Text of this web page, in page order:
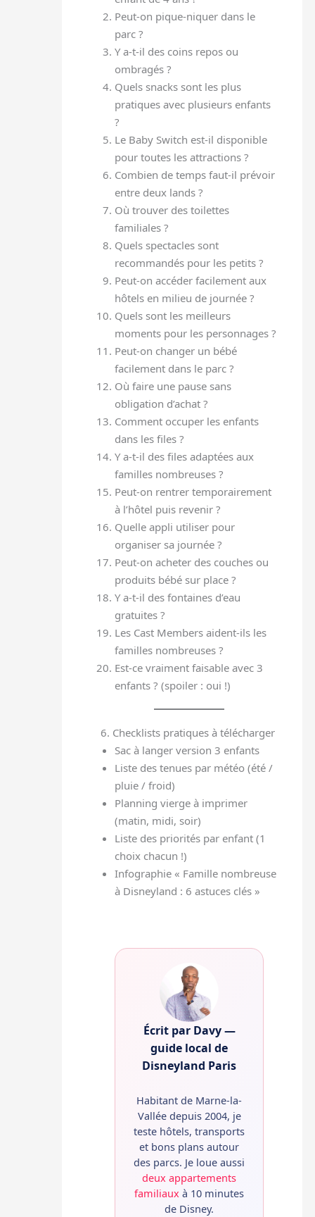
Peut-on pique-niquer dans le
parc ?
Y a-t-il des coins repos ou
ombragés ?
Quels snacks sont les plus
pratiques avec plusieurs enfants
?
Le Baby Switch est-il disponible
pour toutes les attractions ?
Combien de temps faut-il prévoir
entre deux lands ?
Où trouver des toilettes
familiales ?
Quels spectacles sont
recommandés pour les petits ?
Peut-on accéder facilement aux
hôtels en milieu de journée ?
Quels sont les meilleurs
moments pour les personnages ?
Peut-on changer un bébé
facilement dans le parc ?
Où faire une pause sans
obligation d’achat ?
Comment occuper les enfants
dans les files ?
Y a-t-il des files adaptées aux
familles nombreuses ?
Peut-on rentrer temporairement
à l’hôtel puis revenir ?
Quelle appli utiliser pour
organiser sa journée ?
Peut-on acheter des couches ou
produits bébé sur place ?
Y a-t-il des fontaines d’eau
gratuites ?
Les Cast Members aident-ils les
familles nombreuses ?
Est-ce vraiment faisable avec 3
enfants ? (spoiler : oui !)
6. Checklists pratiques à télécharger
Sac à langer version 3 enfants
Liste des tenues par météo (été /
pluie / froid)
Planning vierge à imprimer
(matin, midi, soir)
Liste des priorités par enfant (1
choix chacun !)
Infographie « Famille nombreuse
à Disneyland : 6 astuces clés »
Écrit par Davy —
guide local de
Disneyland Paris
Habitant de Marne-la-
Vallée depuis 2004, je
teste hôtels, transports
et bons plans autour
des parcs. Je loue aussi
deux appartements
familiaux à 10 minutes
de Disney.